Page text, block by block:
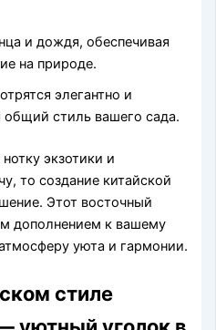
и дождя, обеспечивая
на природе.
элегантно и
общий стиль вашего сада.
экзотики и
то создание китайской
Этот восточный
дополнением к вашему
уюта и гармонии.
стиле